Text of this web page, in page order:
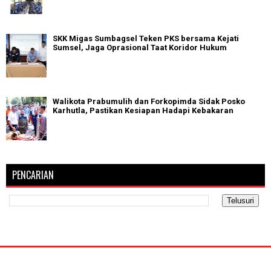
SKK Migas Sumbagsel Teken PKS bersama Kejati
Sumsel, Jaga Oprasional Taat Koridor Hukum
Walikota Prabumulih dan Forkopimda Sidak Posko
Karhutla, Pastikan Kesiapan Hadapi Kebakaran
PENCARIAN